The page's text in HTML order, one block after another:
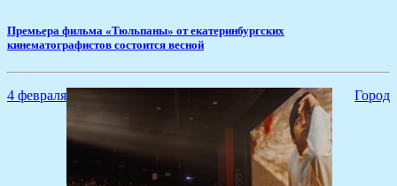
​Премьера фильма «Тюльпаны» от екатеринбургских
кинематографистов состоится весной
4 февраля Город